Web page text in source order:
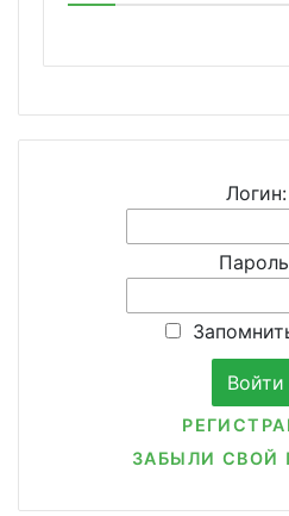
Логин:
ЗАБЫЛИ СВОЙ